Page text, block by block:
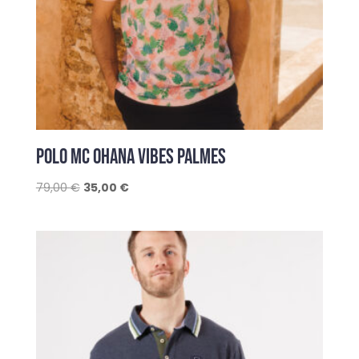
POLO MC OHANA VIBES PALMES
79,00€ Le
35,00 €Le
est :
35,00 €.